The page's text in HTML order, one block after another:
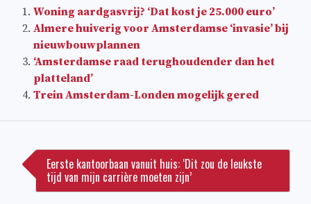
Woning aardgasvrij? ‘Dat kost je 25.000 euro’
Almere huiverig voor Amsterdamse ‘invasie’ bij
nieuwbouwplannen
‘Amsterdamse raad terughoudender dan het
platteland’
Trein Amsterdam-Londen mogelijk gered
navigatie
Eerste kantoorbaan vanuit huis: ‘Dit zou de leukste
tijd van mijn carrière moeten zijn’